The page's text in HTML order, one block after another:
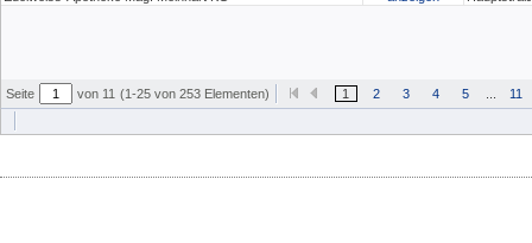
Seite von 11 (1-25 von 253 Elementen) 1 2 3 4 5 11